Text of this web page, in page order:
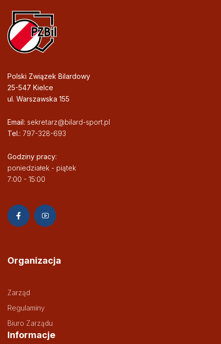
Polski Związek Bilardowy
25-547 Kielce
ul. Warszawska 155
Email: sekretarz@bilard-sport.pl
Tel.: 797-328-693
Godziny pracy:
poniedziałek - piątek
7:00 - 15:00
Organizacja
Zarząd
Regulaminy
Biuro Zarządu
Informacje